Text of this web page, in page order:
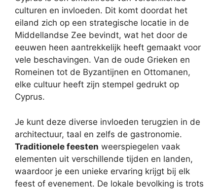
culturen en invloeden. Dit komt doordat het
eiland zich op een strategische locatie in de
Middellandse Zee bevindt, wat het door de
eeuwen heen aantrekkelijk heeft gemaakt voor
vele beschavingen. Van de oude Grieken en
Romeinen tot de Byzantijnen en Ottomanen,
elke cultuur heeft zijn stempel gedrukt op
Cyprus.
Je kunt deze diverse invloeden terugzien in de
architectuur, taal en zelfs de gastronomie.
Traditionele feesten weerspiegelen vaak
elementen uit verschillende tijden en landen,
waardoor je een unieke ervaring krijgt bij elk
feest of evenement. De lokale bevolking is trots